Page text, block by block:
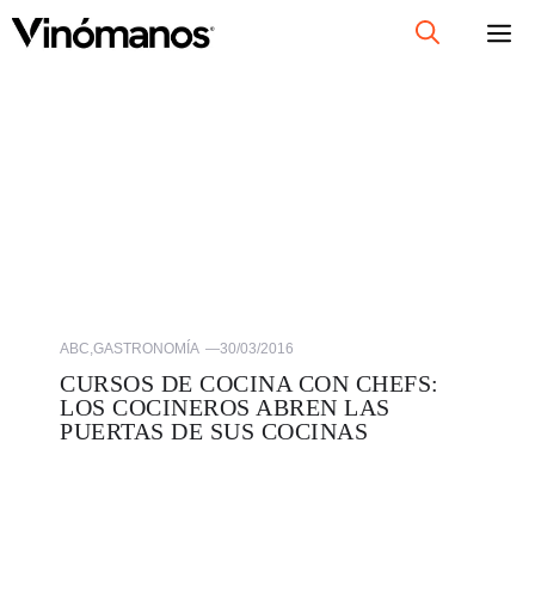
ABC,GASTRONOMÍA —30/03/2016
CURSOS DE COCINA CON CHEFS:
LOS COCINEROS ABREN LAS
PUERTAS DE SUS COCINAS